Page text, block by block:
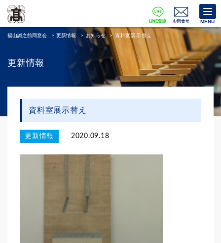
MENU
福山誠之館同窓会 > 更新情報 > お知らせ > 資料室展示替え
更新情報
資料室展示替え
更新情報 2020.09.18